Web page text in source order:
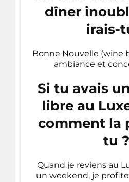
dîner
irais-
Bonne Nouvelle (wine
ambiance et
Si tu avais
libre au
comment la
tu ?
Quand je reviens au
un weekend, je